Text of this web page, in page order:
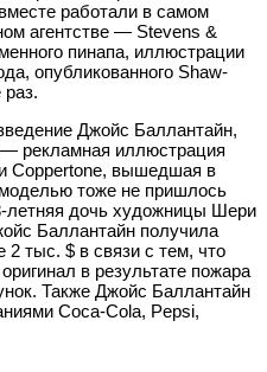
работали в самом
агентстве — Stevens &
пинапа, иллюстрации
опубликованного Shaw-
раз.
Джойс Баллантайн,
рекламная иллюстрация
Coppertone, вышедшая в
тоже не пришлось
летняя дочь художницы Шери
Баллантайн получила
тыс. $ в связи с тем, что
в результате пожара
Также Джойс Баллантайн
Coca-Cola, Pepsi,